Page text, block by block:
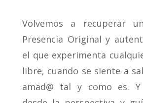
Volvemos a recuperar
Presencia Original y
el que experimenta
libre, cuando se siente a
amad@ tal y como es.